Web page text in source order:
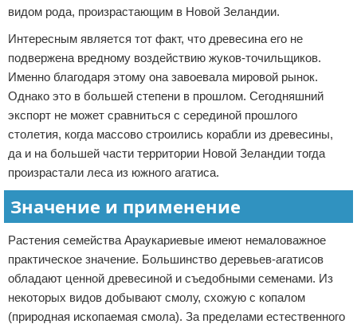
видом рода, произрастающим в Новой Зеландии.
Интересным является тот факт, что древесина его не
подвержена вредному воздействию жуков-точильщиков.
Именно благодаря этому она завоевала мировой рынок.
Однако это в большей степени в прошлом. Сегодняшний
экспорт не может сравниться с серединой прошлого
столетия, когда массово строились корабли из древесины,
да и на большей части территории Новой Зеландии тогда
произрастали леса из южного агатиса.
Значение и применение
Растения семейства Араукариевые имеют немаловажное
практическое значение. Большинство деревьев-агатисов
обладают ценной древесиной и съедобными семенами. Из
некоторых видов добывают смолу, схожую с копалом
(природная ископаемая смола). За пределами естественного